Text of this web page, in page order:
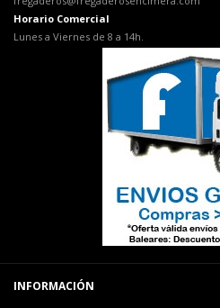
Horario Comercial
Lunes a Viernes de 8 a 14h.
INFORMACIÓN